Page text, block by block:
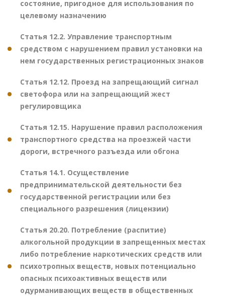
состояние, пригодное для использования по
целевому назначению
Статья 12.2. Управление транспортным
средством с нарушением правил установки на
нем государственных регистрационных знаков
Статья 12.12. Проезд на запрещающий сигнал
светофора или на запрещающий жест
регулировщика
Статья 12.15. Нарушение правил расположения
транспортного средства на проезжей части
дороги, встречного разъезда или обгона
Статья 14.1. Осуществление
предпринимательской деятельности без
государственной регистрации или без
специального разрешения (лицензии)
Статья 20.20. Потребление (распитие)
алкогольной продукции в запрещенных местах
либо потребление наркотических средств или
психотропных веществ, новых потенциально
опасных психоактивных веществ или
одурманивающих веществ в общественных